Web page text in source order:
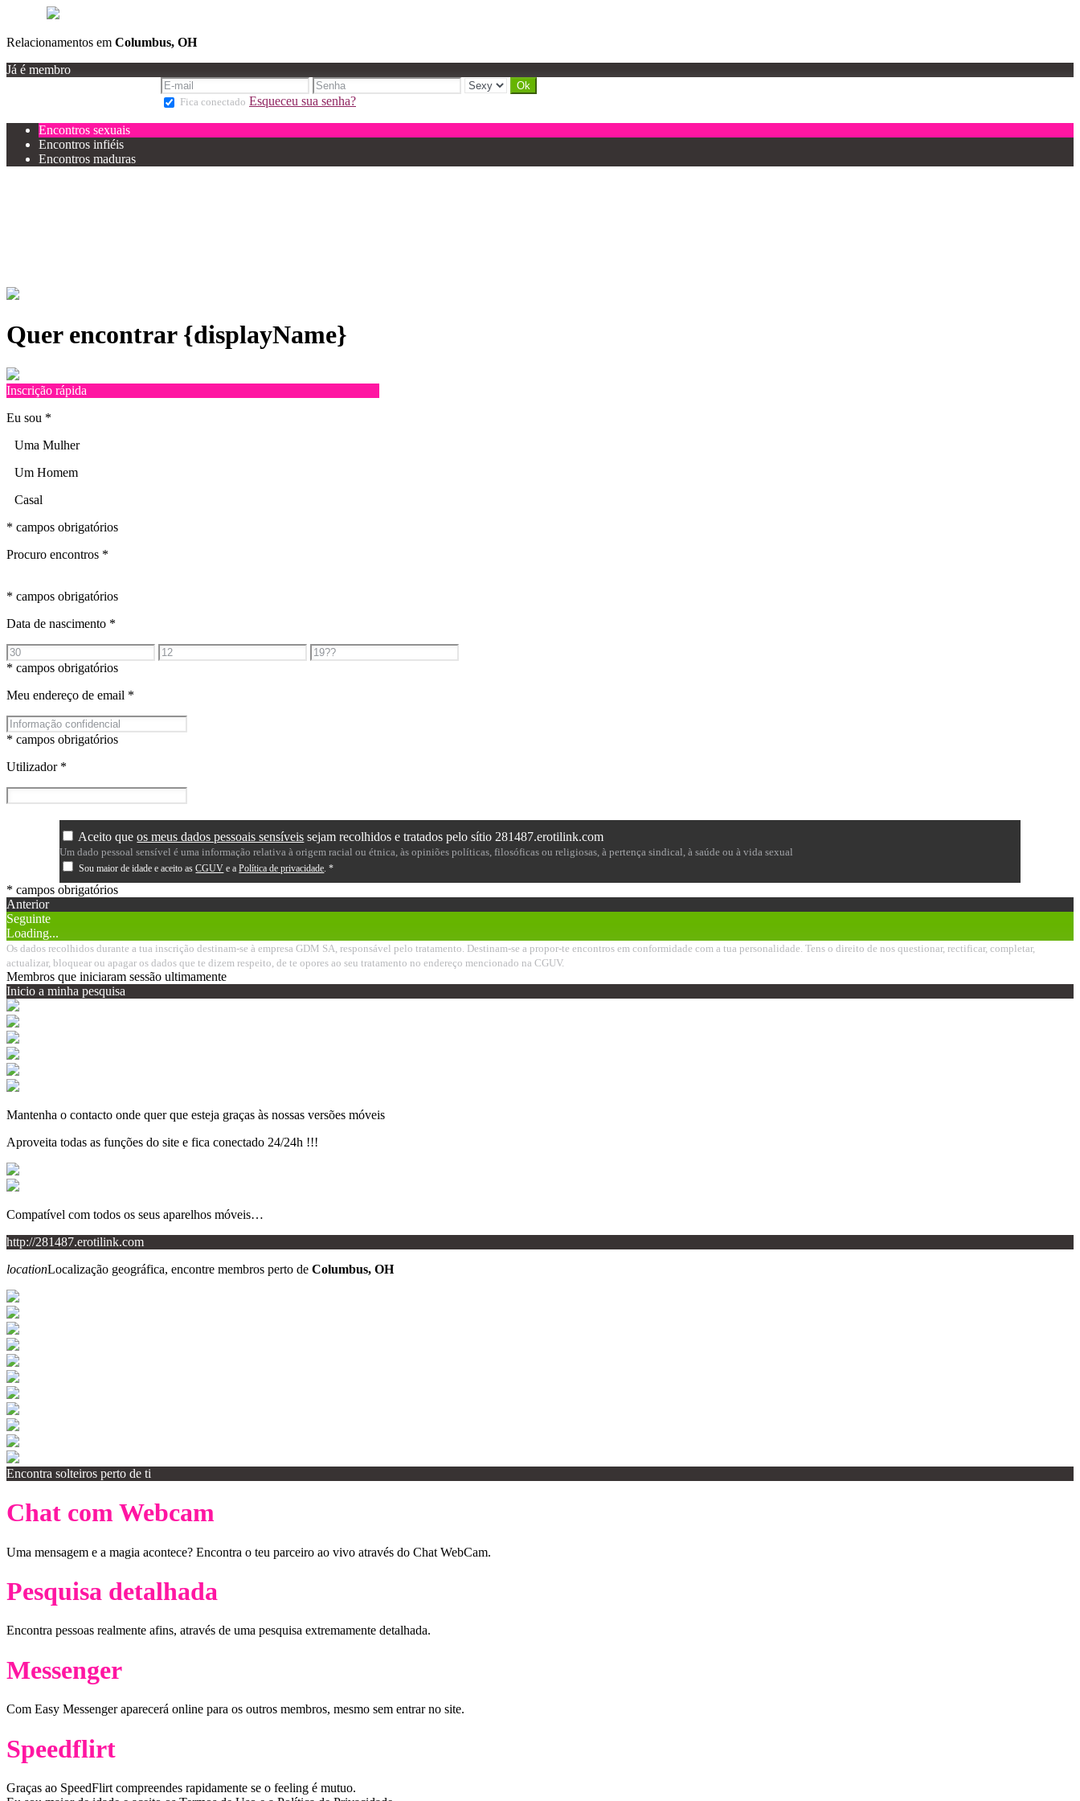
Relacionamentos em Columbus, OH
Já é membro
Fica conectado Esqueceu sua senha?
Encontros sexuais
Encontros infiéis
Encontros maduras
Quer encontrar {displayName}
Inscrição rápida
Eu sou *
Uma Mulher
Um Homem
Casal
* campos obrigatórios
Procuro encontros *
* campos obrigatórios
Data de nascimento *
* campos obrigatórios
Meu endereço de email *
* campos obrigatórios
Utilizador *
Aceito queos meus dados pessoais sensíveis sejam recolhidos e tratados pelo sítio 281487.erotilink.com
Um dado pessoal sensível é uma informação relativa à origem racial ou étnica, às opiniões políticas, filosóficas ou religiosas, à pertença sindical, à saúde ou à vida sexual
Sou maior de idade e aceito asCGUV e aPolítica de privacidade .*
* campos obrigatórios
Anterior
Seguinte
Loading...
Os dados recolhidos durante a tua inscrição destinam-se à empresa GDM SA, responsável pelo tratamento. Destinam-se a propor-te encontros em conformidade com a tua personalidade. Tens o direito de nos questionar, rectificar, completar,
actualizar, bloquear ou apagar os dados que te dizem respeito, de te opores ao seu tratamento no endereço mencionado na CGUV.
Membros que iniciaram sessão ultimamente
Inicio a minha pesquisa
Mantenha o contacto onde quer que esteja graças às nossas versões móveis
Aproveita todas as funções do site e fica conectado 24/24h !!!
Compatível com todos os seus aparelhos móveis…
http://281487.erotilink.com
locationLocalização geográfica, encontre membros perto de Columbus, OH
Encontra solteiros perto de ti
Chat com Webcam
Uma mensagem e a magia acontece? Encontra o teu parceiro ao vivo através do Chat WebCam.
Pesquisa detalhada
Encontra pessoas realmente afins, através de uma pesquisa extremamente detalhada.
Messenger
Com Easy Messenger aparecerá online para os outros membros, mesmo sem entrar no site.
Speedflirt
Graças ao SpeedFlirt compreendes rapidamente se o feeling é mutuo.